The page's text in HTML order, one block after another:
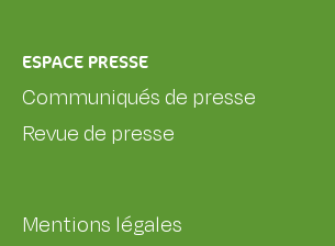
ESPACE PRESSE
Communiqués de presse
Revue de presse
Mentions légales